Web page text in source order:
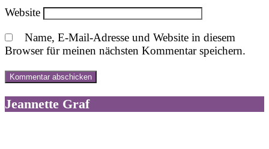
Website
Name, E-Mail-Adresse und Website in diesem
Browser für meinen nächsten Kommentar speichern.
Jeannette Graf